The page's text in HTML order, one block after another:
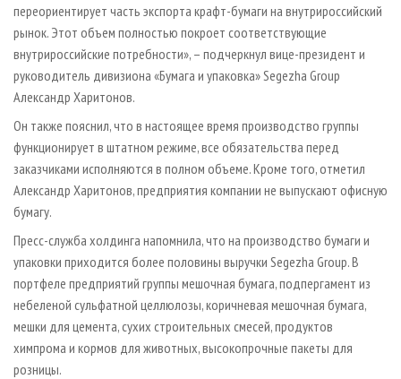
БИОЭНЕРГЕТИКА
ЦБП
ИНСТРУМЕНТ И МАТЕРИАЛЫ
RUSSIAN FORESTRY REVIEW
ГАЗЕТА ЛЕСПРОМФОРУМ
БИБЛИОТЕКА СПЕЦИАЛИСТА
переориентирует часть экспорта крафт-бумаги на внутрироссийский
рынок. Этот объем полностью покроет соответствующие
внутрироссийские потребности», – подчеркнул вице-президент и
руководитель дивизиона «Бумага и упаковка» Segezha Group
Александр Харитонов.
Он также пояснил, что в настоящее время производство группы
функционирует в штатном режиме, все обязательства перед
заказчиками исполняются в полном объеме. Кроме того, отметил
Александр Харитонов, предприятия компании не выпускают офисную
бумагу.
Пресс-служба холдинга напомнила, что на производство бумаги и
упаковки приходится более половины выручки Segezha Group. В
портфеле предприятий группы мешочная бумага, подпергамент из
небеленой сульфатной целлюлозы, коричневая мешочная бумага,
мешки для цемента, сухих строительных смесей, продуктов
химпрома и кормов для животных, высокопрочные пакеты для
розницы.